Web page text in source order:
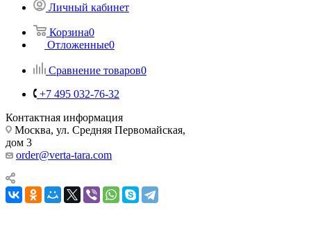
Личный кабинет
Корзина0
Отложенные0
Сравнение товаров0
+7 495 032-76-32
Контактная информация
Москва, ул. Средняя Первомайская,
дом 3
order@verta-tara.com